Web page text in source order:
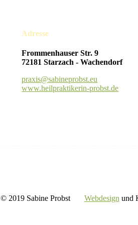
Adresse
Frommenhauser Str. 9
72181 Starzach - Wachendorf
praxis@sabineprobst.eu
www.heilpraktikerin-probst.de
© 2019 Sabine Probst Webdesign und